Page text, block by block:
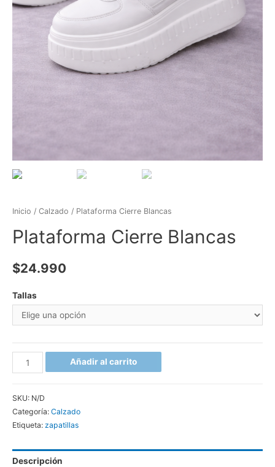
Inicio / Calzado / Plataforma Cierre Blancas
Plataforma Cierre Blancas
$24.990
Tallas
Añadir al carrito
SKU: N/D
Categoría: Calzado
Etiqueta: zapatillas
Descripción